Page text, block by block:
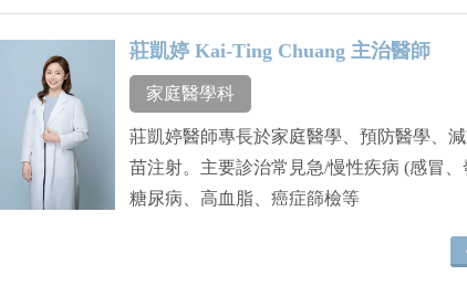
莊凱婷 Kai-Ting Chuang 主治醫師
家庭醫學科
莊凱婷醫師專長於家庭醫學、預防醫學、
苗注射。主要診治常見急/慢性疾病 (感冒
糖尿病、高血脂、癌症篩檢等